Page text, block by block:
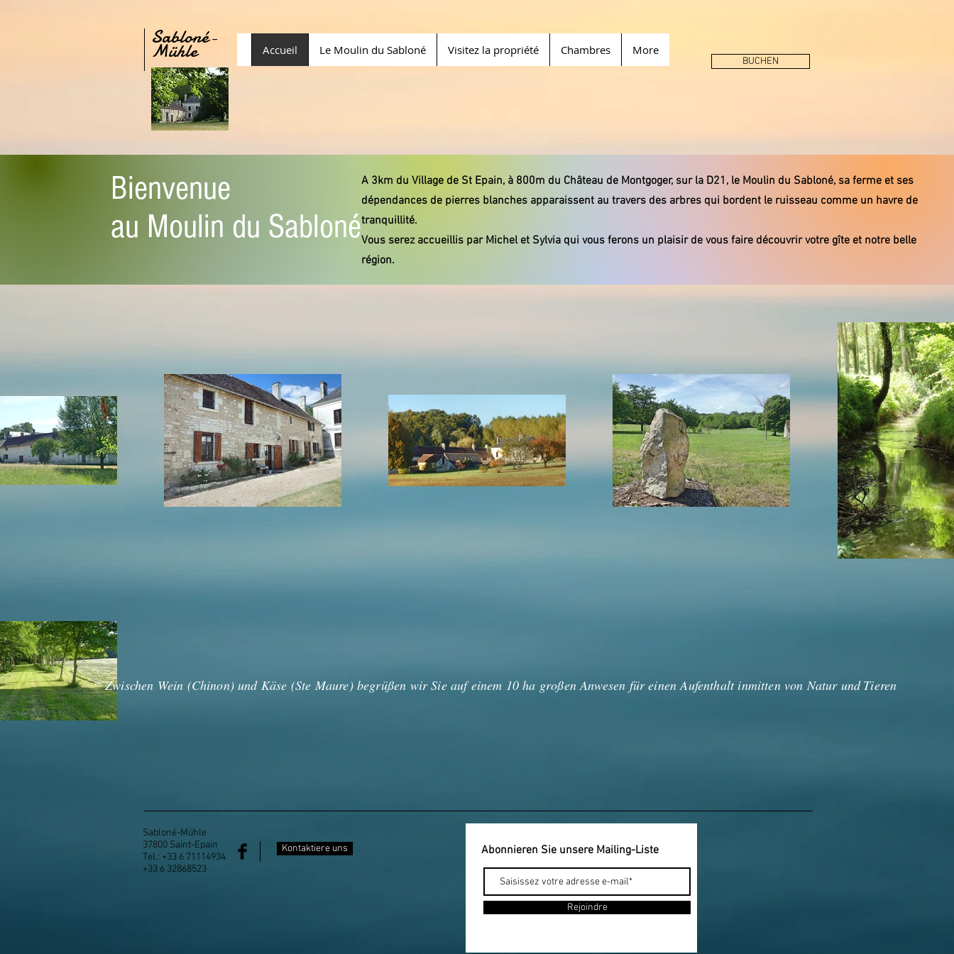
Sabloné-
Mühle Accueil Le Moulin du Sabloné Visitez la propriété Chambres More
BUCHEN
Bienvenue
au Moulin du Sabloné
A 3km du Village de St Epain, à 800m du Château de Montgoger, sur la D21, le Moulin du Sabloné, sa ferme et ses
dépendances de pierres blanches apparaissent au travers des arbres qui bordent le ruisseau comme un havre de
tranquillité.
Vous serez accueillis par Michel et Sylvia qui vous ferons un plaisir de vous faire découvrir votre gîte et notre belle
région.
Zwischen Wein (Chinon) und Käse (Ste Maure) begrüßen wir Sie auf einem 10 ha großen Anwesen für einen Aufenthalt inmitten von Natur undTieren
Sabloné-Mühle
37800 Saint-Epain
Tel.: +33 6 71114934
+33 6 32868523
Kontaktiere uns Abonnieren Sie unsere Mailing-Liste
Rejoindre